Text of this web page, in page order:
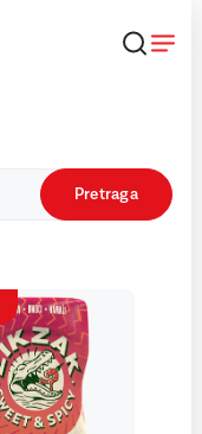
Pretraga